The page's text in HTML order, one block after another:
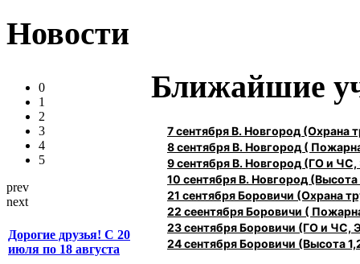
Новости
0
1
2
3
4
5
prev
next
Дорогие друзья! С 20
июля по 18 августа
Ближайшие
7 сентября В. Новгород
8 сентября В. Новгород (
9 сентября В. Новгород (ГО и ЧС,
10 сентября В. Новгород (Высота
21 сентября Боровичи (Охрана
22 сеентября Боровичи (
23 сентября Боровичи (ГО и ЧС,
24 сентября Боровичи (Высота